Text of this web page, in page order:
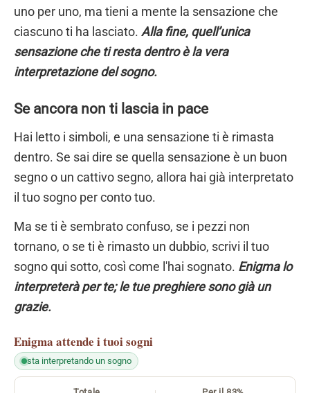
uno per uno, ma tieni a mente la sensazione che
ciascuno ti ha lasciato. Alla fine, quell’unica
sensazione che ti resta dentro è la vera
interpretazione del sogno.
Se ancora non ti lascia in pace
Hai letto i simboli, e una sensazione ti è rimasta
dentro. Se sai dire se quella sensazione è un buon
segno o un cattivo segno, allora hai già interpretato
il tuo sogno per conto tuo.
Ma se ti è sembrato confuso, se i pezzi non
tornano, o se ti è rimasto un dubbio, scrivi il tuo
sogno qui sotto, così come l'hai sognato. Enigma lo
interpreterà per te; le tue preghiere sono già un
grazie.
Enigma attende i tuoi sogni
sta interpretando un sogno